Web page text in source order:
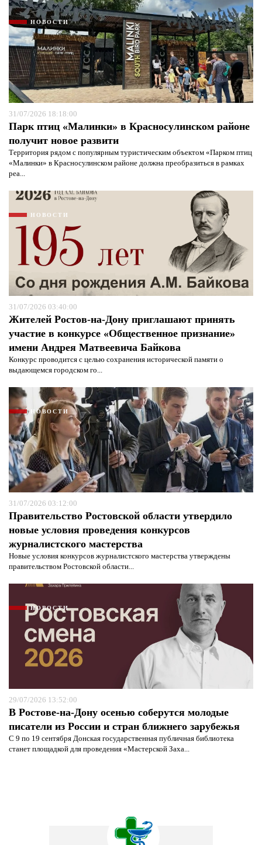
НОВОСТИ
31/07/2026 18:18:00
Парк птиц «Малинки» в Красносулинском районе
получит новое развити
Территория рядом с популярным туристическим объектом «Парком птиц
«Малинки» в Красносулинском районе должна преобразиться в рамках
реа...
НОВОСТИ
31/07/2026 03:40:00
Жителей Ростов-на-Дону приглашают принять
участие в конкурсе «Общественное признание»
имени Андрея Матвеевича Байкова
Конкурс проводится с целью сохранения исторической памяти о
выдающемся городском го...
НОВОСТИ
31/07/2026 03:12:00
Правительство Ростовской области утвердило
новые условия проведения конкурсов
журналистского мастерства
Новые условия конкурсов журналистского мастерства утверждены
правительством Ростовской области...
НОВОСТИ
29/07/2026 13:52:00
В Ростове-на-Дону осенью соберутся молодые
писатели из России и стран ближнего зарубежья
С 9 по 19 сентября Донская государственная публичная библиотека
станет площадкой для проведения «Мастерской Заха...
Я согласен с
политикой конфиденциальности и
политикой конфиденциальности и
защиты информации*